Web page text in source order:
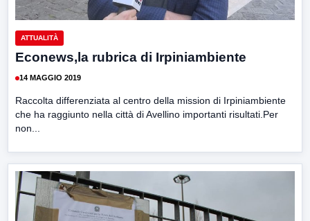
ATTUALITÀ
Econews,la rubrica di Irpiniambiente
14 MAGGIO 2019
Raccolta differenziata al centro della mission di Irpiniambiente
che ha raggiunto nella città di Avellino importanti risultati.Per
non...